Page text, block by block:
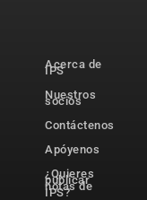
Acerca de
IPS
Nuestros
socios
Contáctenos
Apóyenos
¿Quieres
publicar
notas de
IPS?